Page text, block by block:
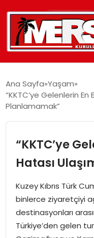
YAŞAM
SPOR
EKONOMI
Ana Sayfa Yaşam
“KKTC’ye Gelenlerin En
Planlamamak”
“KKTC’ye
Hatası
Kuzey Kıbrıs Türk
binlerce ziyaretçiyi
destinasyonları
Türkiye’den gelen